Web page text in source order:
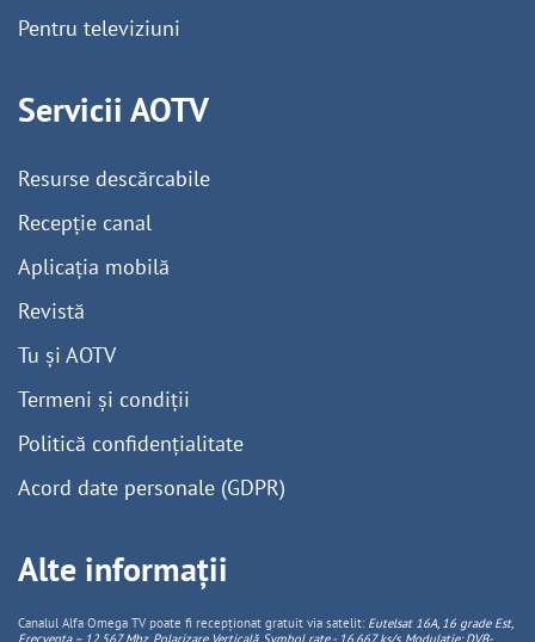
Pentru televiziuni
Servicii AOTV
Resurse descărcabile
Recepție canal
Aplicația mobilă
Revistă
Tu și AOTV
Termeni și condiții
Politică confidențialitate
Acord date personale (GDPR)
Alte informații
Canalul Alfa Omega TV poate fi recepționat gratuit via satelit: Eutelsat 16A, 16 grade Est,